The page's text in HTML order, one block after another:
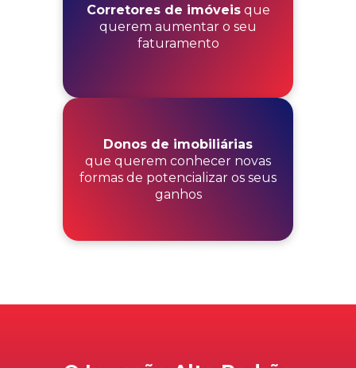
Corretores de imóveisque
querem aumentar o seu
faturamento
Donos de imobiliárias
que querem conhecer novas
formas de potencializar os seus
ganhos